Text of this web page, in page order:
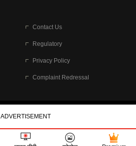
Contact Us
Regulatory
Privacy Policy
Complaint Redressal